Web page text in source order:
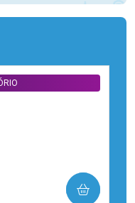
COMPRAR